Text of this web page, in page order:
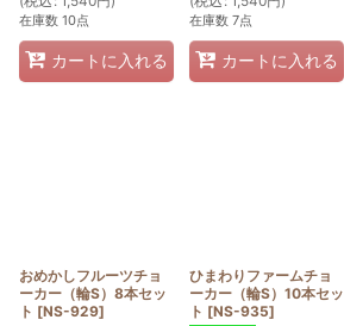
在庫数 10点
カートに入れる
在庫数 7点
カートに入れる
おめかしフルーツチョ
ーカー（輪S）8本セッ
ト [NS-929]
ひまわりファームチョ
ーカー（輪S）10本セッ
ト [NS-935]